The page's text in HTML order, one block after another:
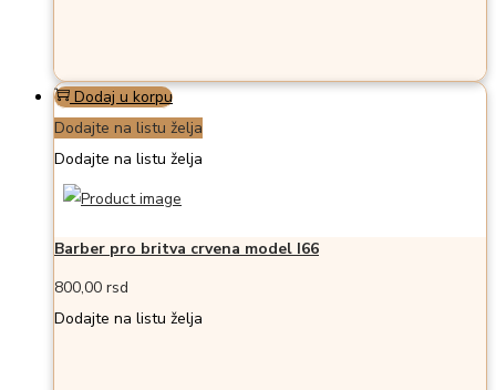
Dodaj u korpu
Dodajte na listu želja
Dodajte na listu želja
Barber pro britva crvena model I66
800,00 rsd
Dodajte na listu želja